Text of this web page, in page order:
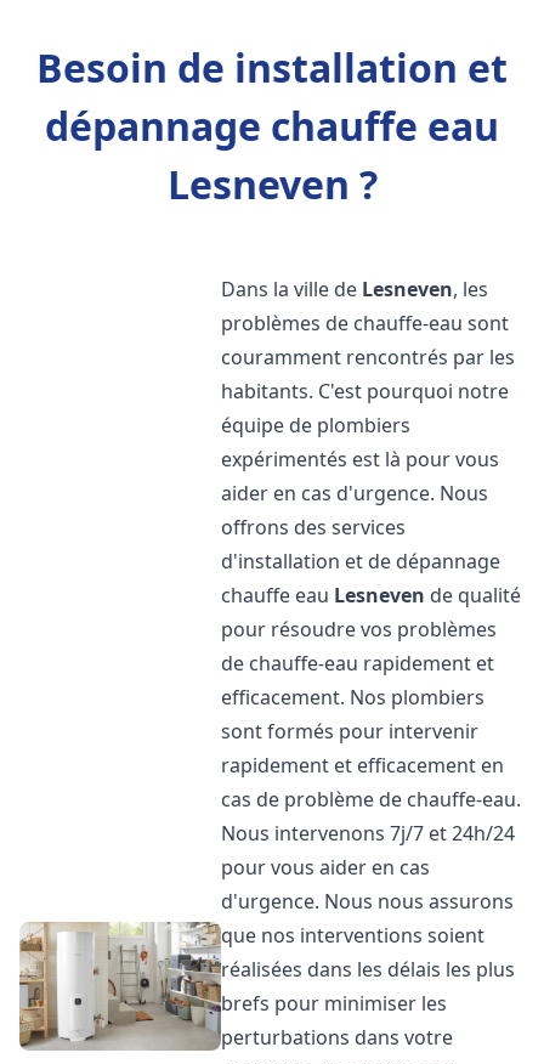
Besoin de installation et
dépannage chauffe eau
Lesneven ?
Dans la ville de Lesneven, les
problèmes de chauffe-eau sont
couramment rencontrés par les
habitants. C'est pourquoi notre
équipe de plombiers
expérimentés est là pour vous
aider en cas d'urgence. Nous
offrons des services
d'installation et de dépannage
chauffe eau Lesneven de qualité
pour résoudre vos problèmes
de chauffe-eau rapidement et
efficacement. Nos plombiers
sont formés pour intervenir
rapidement et efficacement en
cas de problème de chauffe-eau.
Nous intervenons 7j/7 et 24h/24
pour vous aider en cas
d'urgence. Nous nous assurons
que nos interventions soient
réalisées dans les délais les plus
brefs pour minimiser les
perturbations dans votre